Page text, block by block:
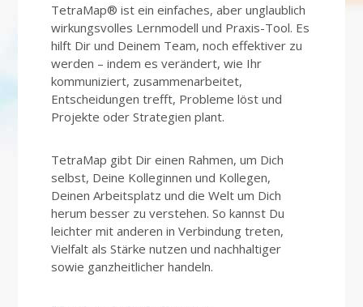
TetraMap® ist ein einfaches, aber unglaublich
wirkungsvolles Lernmodell und Praxis-Tool. Es
hilft Dir und Deinem Team, noch effektiver zu
werden – indem es verändert, wie Ihr
kommuniziert, zusammenarbeitet,
Entscheidungen trefft, Probleme löst und
Projekte oder Strategien plant.
TetraMap gibt Dir einen Rahmen, um Dich
selbst, Deine Kolleginnen und Kollegen,
Deinen Arbeitsplatz und die Welt um Dich
herum besser zu verstehen. So kannst Du
leichter mit anderen in Verbindung treten,
Vielfalt als Stärke nutzen und nachhaltiger
sowie ganzheitlicher handeln.